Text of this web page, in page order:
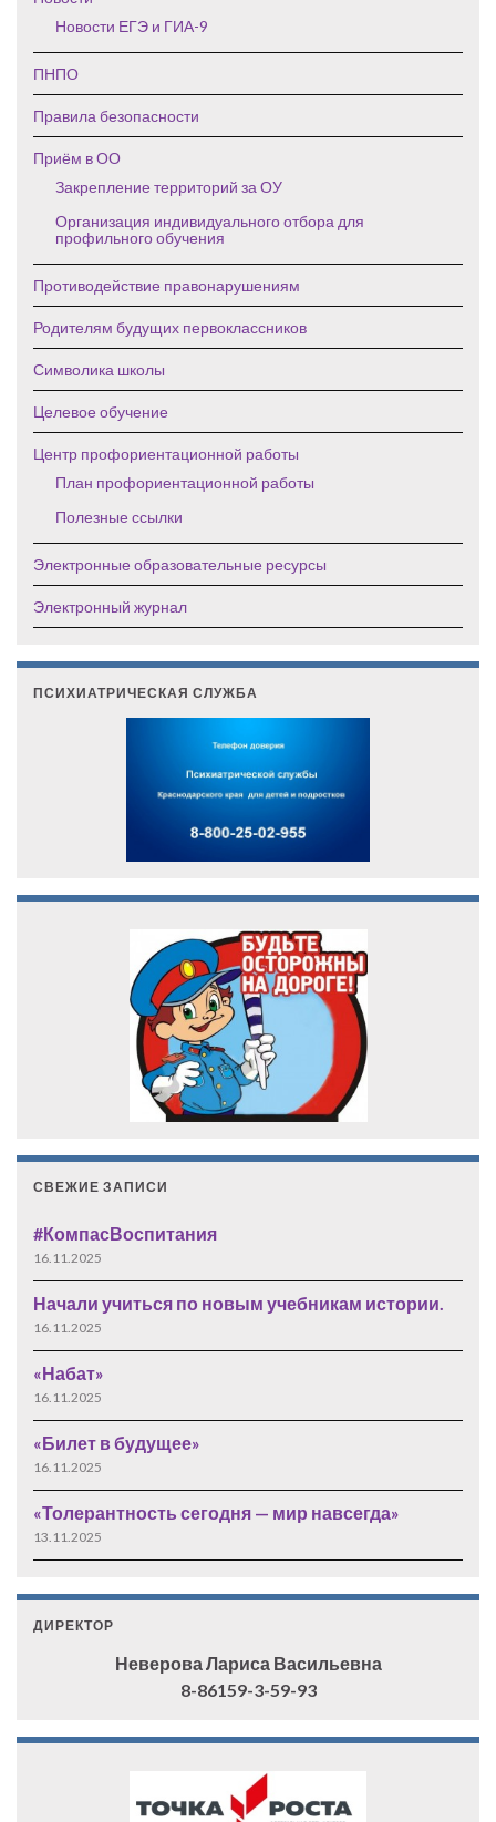
Новости ЕГЭ и ГИА-9
ПНПО
Правила безопасности
Приём в ОО
Закрепление территорий за ОУ
Организация индивидуального отбора для
профильного обучения
Противодействие правонарушениям
Родителям будущих первоклассников
Символика школы
Целевое обучение
Центр профориентационной работы
План профориентационной работы
Полезные ссылки
Электронные образовательные ресурсы
Электронный журнал
ПСИХИАТРИЧЕСКАЯ СЛУЖБА
СВЕЖИЕ ЗАПИСИ
#КомпасВоспитания
16.11.2025
Начали учиться по новым учебникам истории.
16.11.2025
«Набат»
16.11.2025
«Билет в будущее»
16.11.2025
«Толерантность сегодня — мир навсегда»
13.11.2025
ДИРЕКТОР
Неверова Лариса Васильевна
8-86159-3-59-93